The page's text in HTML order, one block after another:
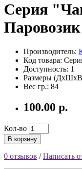
Серия
Производитель:
Код товара:
Доступность: 1
Размеры
Вес гр.: 84
100.00 р.
Кол-во
В корзину
0 отзывов /Написать